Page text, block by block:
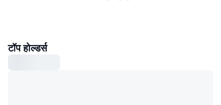
टॉप होल्डर्स